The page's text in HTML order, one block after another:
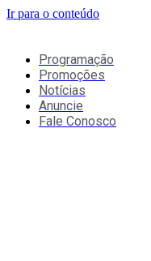
Ir para o conteúdo
Programação
Promoções
Notícias
Anuncie
Fale Conosco